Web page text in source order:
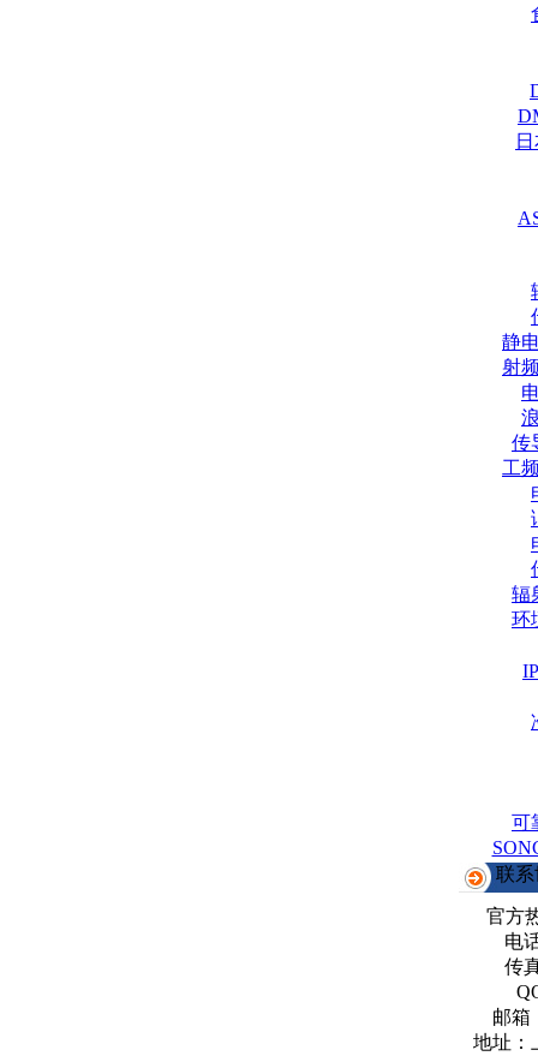
静
射
传
工
辐
环
可
联
官方
电
传
邮箱
地址：